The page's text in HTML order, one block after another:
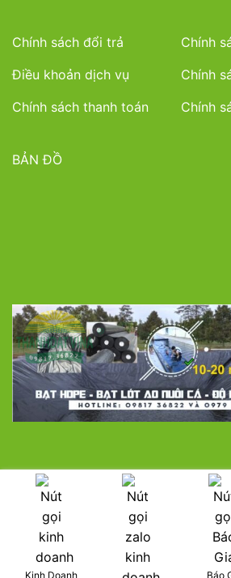
Chính sách đổi trả
Chính
Điều khoản dịch vụ
Chính
Chính sách thanh toán
Chính
BẢN ĐỒ
LƯỚI CHE NẮNG
MÀNG
BẠT PHỦ ĐẤT CHỐNG CỎ DẠI
SÀN
MÀNG CHỐNG THẤM HDPE
LƯỚI THÉP MẠ KẼM HÀN
LƯỚI THỂ THAO VÀ LƯỚI CÔNG
CỎ NHÂN TẠO
Copyright 2026 ©
Kinh Doanh Báo